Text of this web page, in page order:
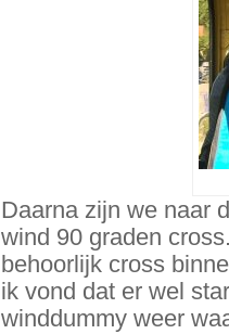
Daarna zijn we naar
wind 90 graden
behoorlijk cross
ik vond dat er wel
winddummy weer